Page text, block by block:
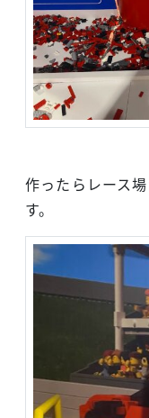
作ったらレース
す。